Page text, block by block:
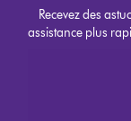
Recevez des
assistance plus